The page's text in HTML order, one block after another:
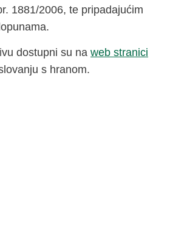
1881/2006, te pripadajućim
dostupni su na web stranici
s hranom.